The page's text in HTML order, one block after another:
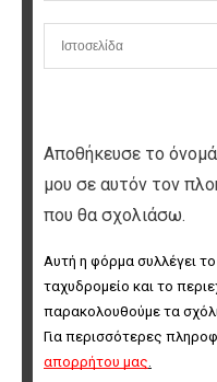
Αποθήκευσε το
μου σε αυτόν τον
που θα σχολιάσω.
Αυτή η φόρμα συλλέγει
ταχυδρομείο και το
παρακολουθούμε τα
Για περισσότερες
απορρήτου μας.